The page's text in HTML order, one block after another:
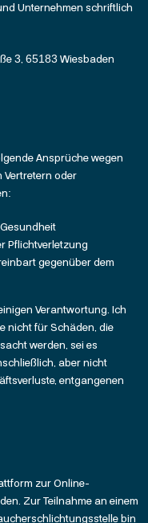
Unternehmen schriftlich
3, 65183 Wiesbaden
Ansprüche wegen
Vertretern oder
Pflichtverletzung
gegenüber dem
Verantwortung. Ich
nicht für Schäden, die
werden, sei es
aber nicht
entgangenen
zur Online-
Zur Teilnahme an einem
bin